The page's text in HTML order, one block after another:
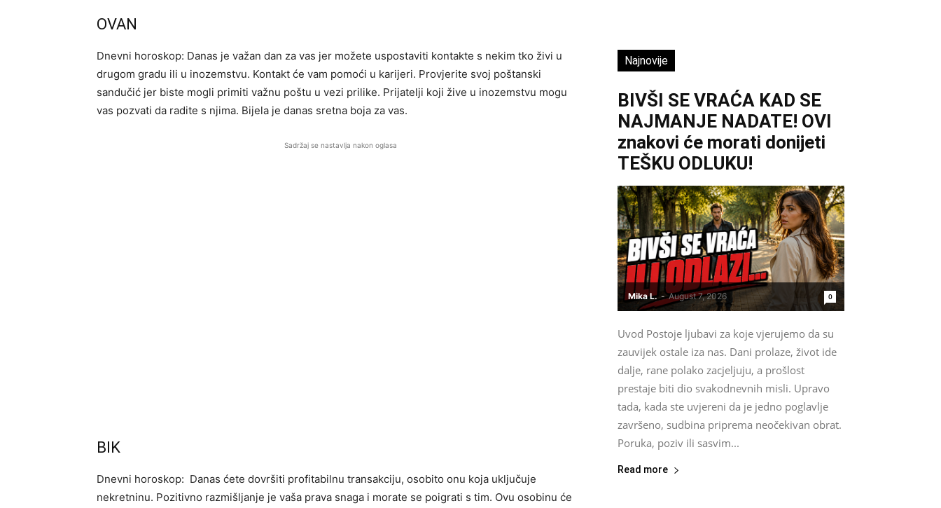
OVAN
Dnevni horoskop: Danas je važan dan za vas jer možete uspostaviti kontakte s nekim tko živi u
drugom gradu ili u inozemstvu. Kontakt će vam pomoći u karijeri. Provjerite svoj poštanski
sandučić jer biste mogli primiti važnu poštu u vezi prilike. Prijatelji koji žive u inozemstvu mogu
vas pozvati da radite s njima. Bijela je danas sretna boja za vas.
Sadržaj se nastavlja nakon oglasa
BIK
Dnevni horoskop: Danas ćete dovršiti profitabilnu transakciju, osobito onu koja uključuje
nekretninu. Pozitivno razmišljanje je vaša prava snaga i morate se poigrati s tim. Ovu osobinu će
Najnovije
BIVŠI SE VRAĆA KAD SE
NAJMANJE NADATE! OVI
znakovi će morati donijeti
TEŠKU ODLUKU!
Mika L. - August 7, 2026 0
Uvod Postoje ljubavi za koje vjerujemo da su
zauvijek ostale iza nas. Dani prolaze, život ide
dalje, rane polako zacjeljuju, a prošlost
prestaje biti dio svakodnevnih misli. Upravo
tada, kada ste uvjereni da je jedno poglavlje
završeno, sudbina priprema neočekivan obrat.
Poruka, poziv ili sasvim...
Read more